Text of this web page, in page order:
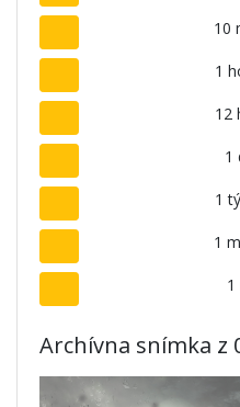
10
1
12
1
1
1
Archívna snímka z